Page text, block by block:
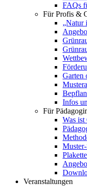
FAQs
Für Profis &
„Natur
Garten
Infos
Für
Was ist
Veranstaltungen